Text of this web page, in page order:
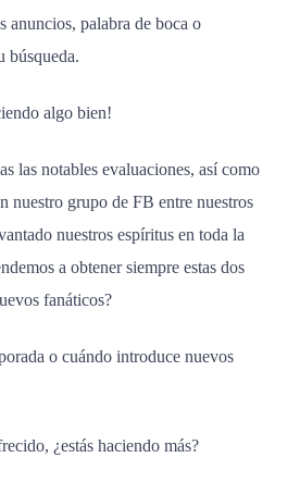
anuncios, palabra de boca o
búsqueda.
algo bien!
las notables evaluaciones, así como
nuestro grupo de FB entre nuestros
nuestros espíritus en toda la
a obtener siempre estas dos
fanáticos?
o cuándo introduce nuevos
¿estás haciendo más?